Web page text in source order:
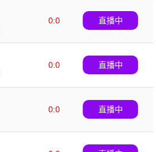
0:0
直播中
0:0
直播中
0:0
直播中